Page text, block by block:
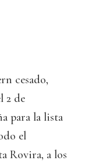
cesado,
2 de
para la lista
el
Rovira, a los